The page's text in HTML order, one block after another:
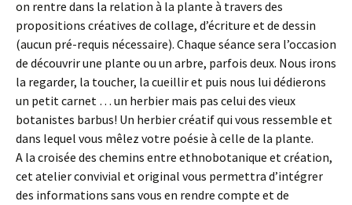
on rentre dans la relation à la plante à travers des
propositions créatives de collage, d’écriture et de dessin
(aucun pré-requis nécessaire). Chaque séance sera l’occasion
de découvrir une plante ou un arbre, parfois deux. Nous irons
la regarder, la toucher, la cueillir et puis nous lui dédierons
un petit carnet … un herbier mais pas celui des vieux
botanistes barbus! Un herbier créatif qui vous ressemble et
dans lequel vous mêlez votre poésie à celle de la plante.
A la croisée des chemins entre ethnobotanique et création,
cet atelier convivial et original vous permettra d’intégrer
des informations sans vous en rendre compte et de